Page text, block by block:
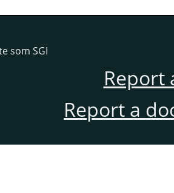
som SGI
Report
Report a